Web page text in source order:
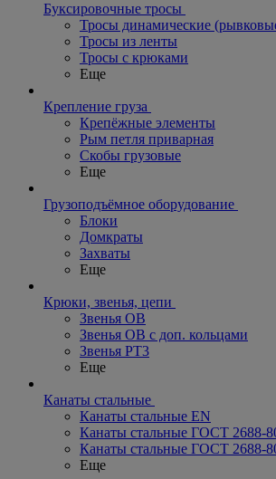
Буксировочные тросы
Тросы динамические
Тросы из ленты
Тросы с крюками
Еще
Крепление груза
Крепёжные элементы
Рым петля приварная
Скобы грузовые
Еще
Грузоподъёмное оборудование
Блоки
Домкраты
Захваты
Еще
Крюки, звенья, цепи
Звенья ОВ
Звенья ОВ с доп. кольцами
Звенья РТ3
Еще
Канаты стальные
Канаты стальные EN
Канаты стальные ГОСТ 2688-
Канаты стальные ГОСТ 2688-
Еще